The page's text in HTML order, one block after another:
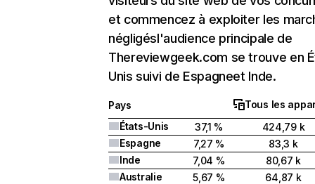
et commencez à exploiter les
négligésl'audience principale de
Thereviewgeek.com se trouve en
Unis suivi de Espagneet Inde.
Pays
Tous les
États-Unis
37,1 %
424,79 k
Espagne
7,27 %
83,3 k
Inde
7,04 %
80,67 k
Australie
5,67 %
64,87 k